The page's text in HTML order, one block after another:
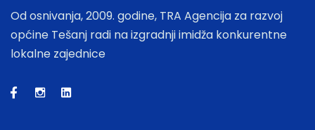
Od osnivanja, 2009. godine, TRA Agencija za razvoj
općine Tešanj radi na izgradnji imidža konkurentne
lokalne zajednice